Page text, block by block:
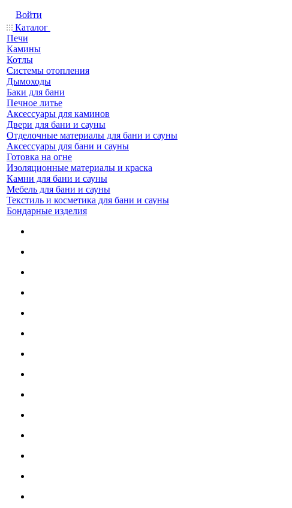
Войти
Каталог
Печи
Камины
Котлы
Системы отопления
Дымоходы
Баки для бани
Печное литье
Аксессуары для каминов
Двери для бани и сауны
Отделочные материалы для бани и сауны
Аксессуары для бани и сауны
Готовка на огне
Изоляционные материалы и краска
Камни для бани и сауны
Мебель для бани и сауны
Текстиль и косметика для бани и сауны
Бондарные изделия